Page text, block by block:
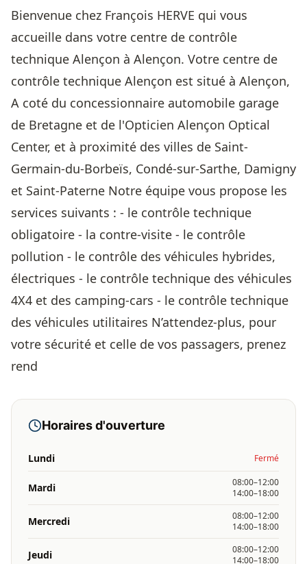
Bienvenue chez François HERVE qui vous
accueille dans votre centre de contrôle
technique Alençon à Alençon. Votre centre de
contrôle technique Alençon est situé à Alençon,
A coté du concessionnaire automobile garage
de Bretagne et de l'Opticien Alençon Optical
Center, et à proximité des villes de Saint-
Germain-du-Borbeïs, Condé-sur-Sarthe, Damigny
et Saint-Paterne Notre équipe vous propose les
services suivants : - le contrôle technique
obligatoire - la contre-visite - le contrôle
pollution - le contrôle des véhicules hybrides,
électriques - le contrôle technique des véhicules
4X4 et des camping-cars - le contrôle technique
des véhicules utilitaires N’attendez-plus, pour
votre sécurité et celle de vos passagers, prenez
rend
Horaires d'ouverture
Lundi Fermé
Mardi
08:00–12:00
14:00–18:00
Mercredi
08:00–12:00
14:00–18:00
Jeudi
08:00–12:00
14:00–18:00